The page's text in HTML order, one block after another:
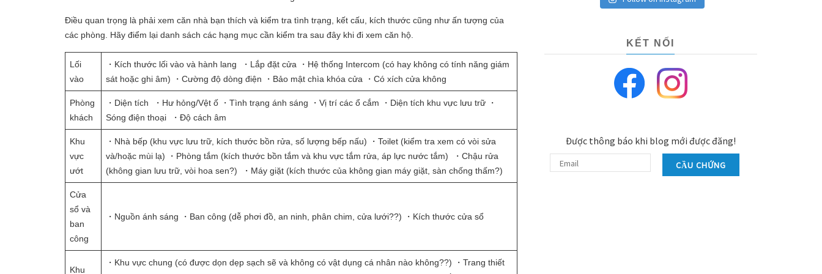
Điều quan trọng là phải xem căn nhà bạn thích và kiểm tra tình trạng, kết cấu, kích thước cũng như ấn tượng của
các phòng. Hãy điểm lại danh sách các hạng mục cần kiểm tra sau đây khi đi xem căn hộ.
Lối
vào
・Kích thước lối vào và hành lang ・Lắp đặt cửa ・Hệ thống Intercom (có hay không có tính năng giám
sát hoặc ghi âm) ・Cường độ dòng điện ・Bảo mật chìa khóa cửa ・Có xích cửa không
Phòng
khách
・Diện tích ・Hư hỏng/Vệt ố ・Tình trạng ánh sáng ・Vị trí các ổ cắm ・Diện tích khu vực lưu trữ ・
Sóng điện thoại ・Độ cách âm
Khu
vực
ướt
・Nhà bếp (khu vực lưu trữ, kích thước bồn rửa, số lượng bếp nấu) ・Toilet (kiểm tra xem có vòi sửa
và/hoặc mùi lạ) ・Phòng tắm (kích thước bồn tắm và khu vực tắm rửa, áp lực nước tắm) ・Chậu rửa
(không gian lưu trữ, vòi hoa sen?) ・Máy giặt (kích thước của không gian máy giặt, sàn chống thấm?)
Cửa
sổ và
ban
công
・Nguồn ánh sáng ・Ban công (dễ phơi đồ, an ninh, phân chim, cửa lưới??) ・Kích thước cửa sổ
Khu
・Khu vực chung (có được dọn dẹp sạch sẽ và không có vật dụng cá nhân nào không??) ・Trang thiết
KẾT NỐI
Được thông báo khi blog mới được đăng!
CẦU CHỨNG